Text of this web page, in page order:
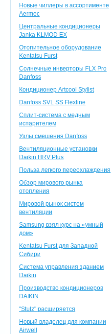
Новые чиллеры в ассортименте
Aermec
Центральные кондиционеры
Janka KLMOD EX
Отопительное оборудование
Kentatsu Furst
Солнечные инверторы FLX Pro
Danfoss
Кондиционер Artcool Stylist
Danfoss SVL SS Flexline
Сплит-система с медным
испарителем
Узлы смешения Danfoss
Вентиляционные установки
Daikin HRV Plus
Польза легкого переохлаждения
Обзор мирового рынка
отопления
Мировой рынок систем
вентиляции
Samsung взял курс на «умный
дом»
Kentatsu Furst для Западной
Сибири
Система управления зданием
Daikin
Производство кондиционеров
DAIKIN
"Stulz" расширяется
Новый владелец для компании
Airwell